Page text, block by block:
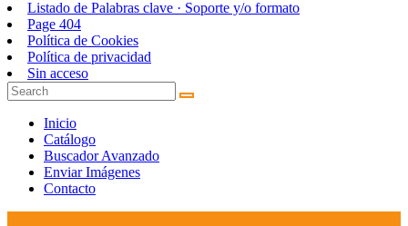
Listado de Palabras clave · Soporte y/o formato
Page 404
Política de Cookies
Política de privacidad
Sin acceso
Inicio
Catálogo
Buscador Avanzado
Enviar Imágenes
Contacto